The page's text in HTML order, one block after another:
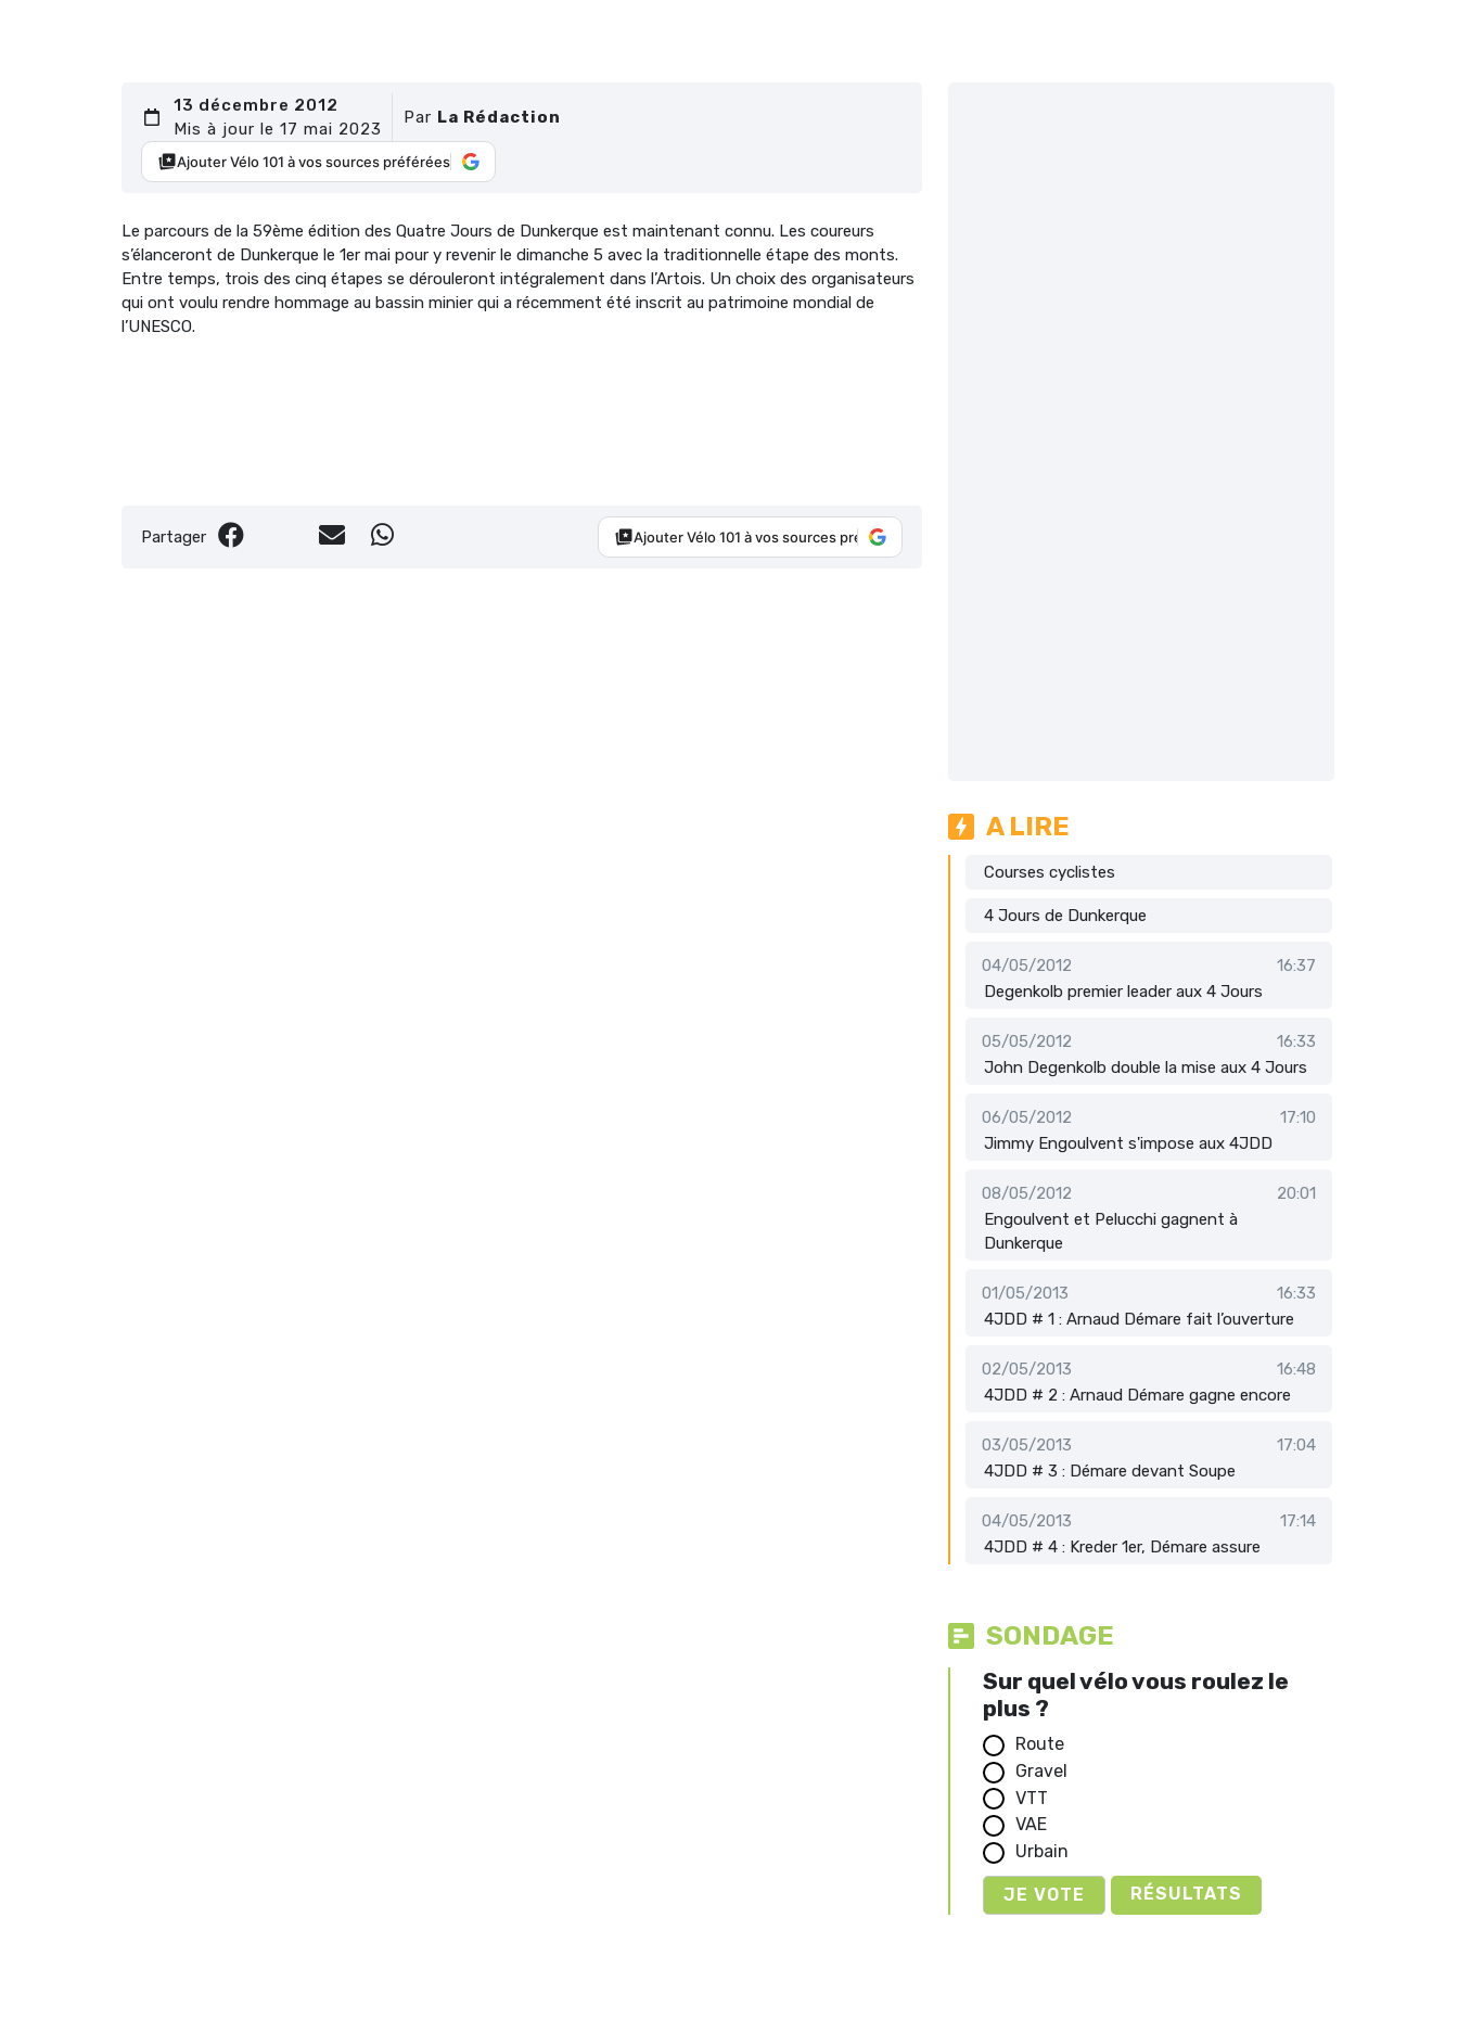
13 décembre 2012
Mis à jour le 17 mai 2023
Par La Rédaction
Ajouter Vélo 101 à vos sources préférées
Le parcours de la 59ème édition des Quatre Jours de Dunkerque est maintenant connu. Les coureurs
s’élanceront de Dunkerque le 1er mai pour y revenir le dimanche 5 avec la traditionnelle étape des monts.
Entre temps, trois des cinq étapes se dérouleront intégralement dans l’Artois. Un choix des organisateurs
qui ont voulu rendre hommage au bassin minier qui a récemment été inscrit au patrimoine mondial de
l’UNESCO.
Partager Ajouter Vélo 101 à vos sources préférées
A LIRE
Courses cyclistes
4 Jours de Dunkerque
04/05/2012
16:37
Degenkolb premier leader aux 4 Jours
05/05/2012
16:33
John Degenkolb double la mise aux 4 Jours
06/05/2012
17:10
Jimmy Engoulvent s'impose aux 4JDD
08/05/2012
20:01
Engoulvent et Pelucchi gagnent à
Dunkerque
01/05/2013
16:33
4JDD # 1 : Arnaud Démare fait l’ouverture
02/05/2013
16:48
4JDD # 2 : Arnaud Démare gagne encore
03/05/2013
17:04
4JDD # 3 : Démare devant Soupe
04/05/2013
17:14
4JDD # 4 : Kreder 1er, Démare assure
SONDAGE
Sur quel vélo vous roulez le
plus ?
Route
Gravel
VTT
VAE
Urbain
RÉSULTATS